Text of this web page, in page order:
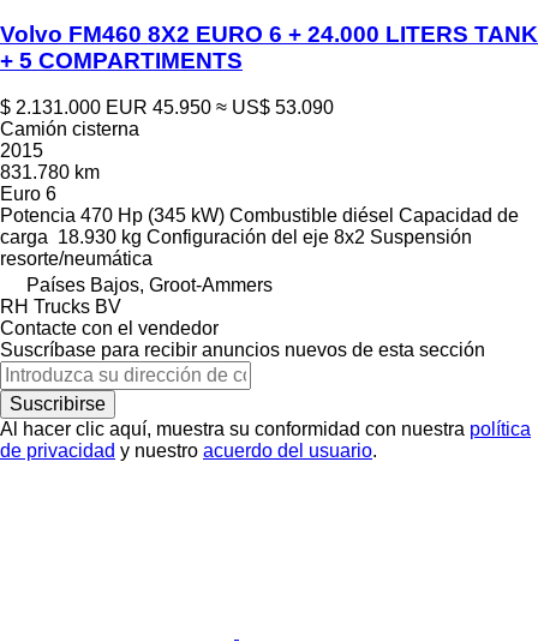
Volvo FM460 8X2 EURO 6 + 24.000 LITERS TANK
+ 5 COMPARTIMENTS
$ 2.131.000 EUR 45.950 ≈ US$ 53.090
Camión cisterna
2015
831.780 km
Euro 6
Potencia 470 Hp (345 kW) Combustible diésel Capacidad de
carga 18.930 kg Configuración del eje 8x2 Suspensión
resorte/neumática
Países Bajos, Groot-Ammers
RH Trucks BV
Contacte con el vendedor
Suscríbase para recibir anuncios nuevos de esta sección
Suscribirse
Al hacer clic aquí, muestra su conformidad con nuestra política
de privacidad y nuestro acuerdo del usuario.